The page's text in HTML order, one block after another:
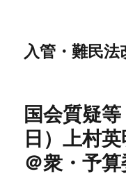
入管・難民
国会質疑
日）上村
＠衆・予